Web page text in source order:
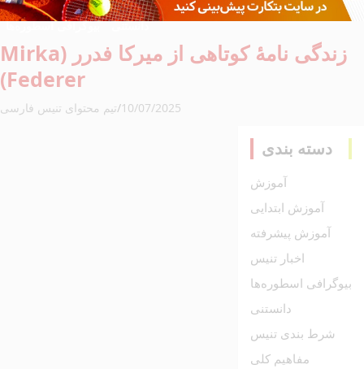
بیوگرافی اسطوره‌ها دانستنی
زندگی نامۀ کوتاهی از میرکا فدرر (Mirka
Federer)
10/07/2025 تیم محتوای تنیس فارسی
دسته بندی
آموزش
آموزش ابتدایی
آموزش پیشرفته
اخبار تنیس
بیوگرافی اسطوره‌ها
دانستنی
شرط بندی تنیس
مفاهیم کلی